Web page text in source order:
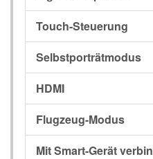
Touch-Steuerung
Selbstporträtmodus
HDMI
Flugzeug-Modus
Mit Smart-Gerät